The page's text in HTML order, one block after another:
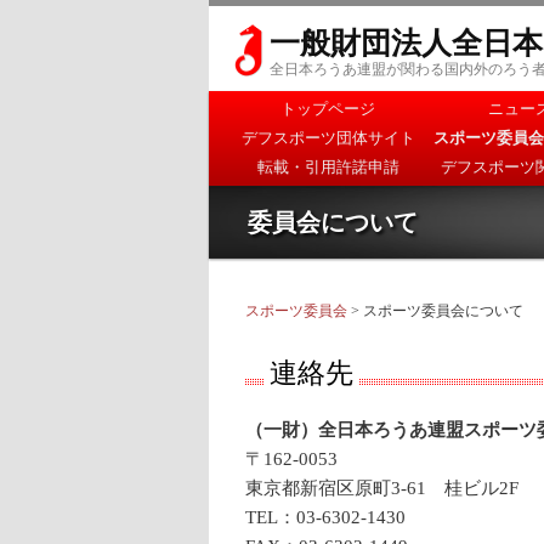
一般財団法人全日
全日本ろうあ連盟が関わる国内外のろう
メインメニュー
メインコンテンツへ移
動
サブコンテンツへ移動
トップページ
ニュー
デフスポーツ団体サイト
スポーツ委員
転載・引用許諾申請
デフスポーツ
委員会について
スポーツ委員会 > スポーツ委員会について
連絡先
（一財）全日本ろうあ連盟スポーツ
〒162-0053
東京都新宿区原町3-61 桂ビル2F
TEL：03-6302-1430